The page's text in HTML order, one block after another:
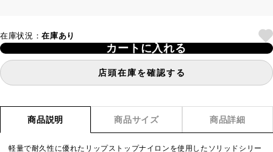
在庫状況：在庫あり
カートに入れる
店頭在庫を確認する
商品説明 商品サイズ 商品詳細
軽量で耐久性に優れたリップストップナイロンを使用したソリッドシリー